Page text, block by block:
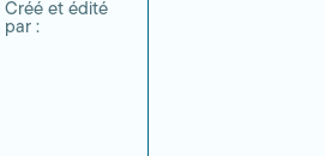
Créé et édité
par :